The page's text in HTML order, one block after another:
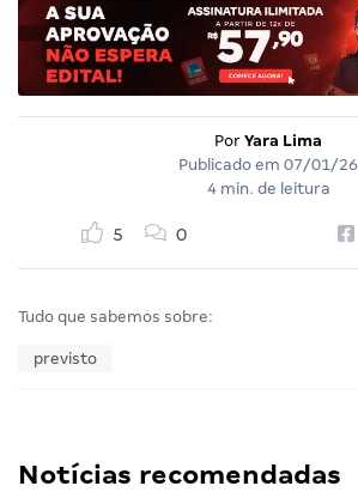
Por Yara Lima
Publicado em 07/01/26
4 min. de leitura
5 0
Tudo que sabemos sobre:
previsto
Notícias recomendadas